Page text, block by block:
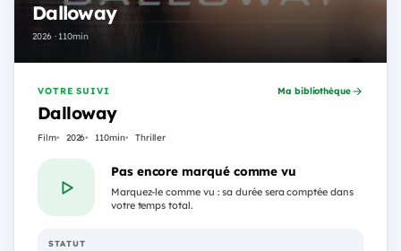
Dalloway
2026 · 110min
VOTRE SUIVI
Dalloway
Film 2026 110min Thriller
Ma bibliothèque
Pas encore marqué comme vu
Marquez-le comme vu : sa durée sera comptée dans
votre temps total.
STATUT